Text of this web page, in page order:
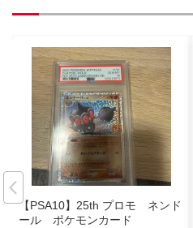
【PSA10】25th プロモ ネンド
ール ポケモンカード